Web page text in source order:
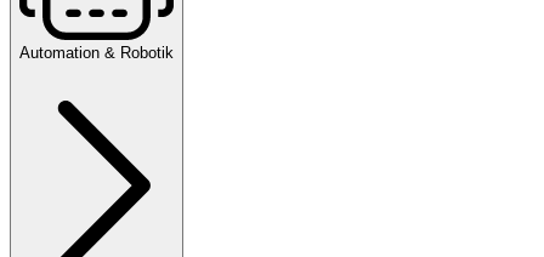
Automation & Robotik